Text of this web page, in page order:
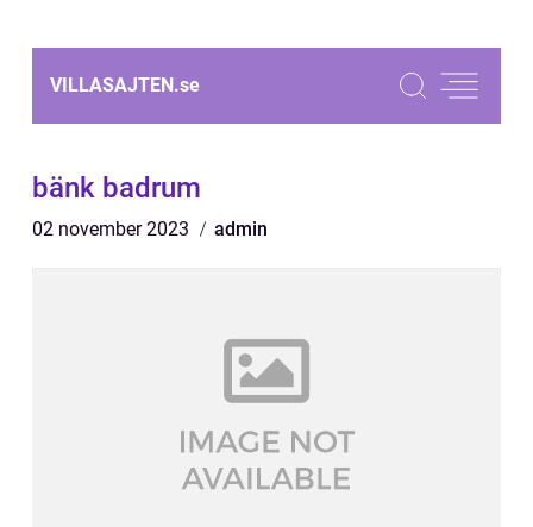
VILLASAJTEN.se
bänk badrum
02 november 2023 admin